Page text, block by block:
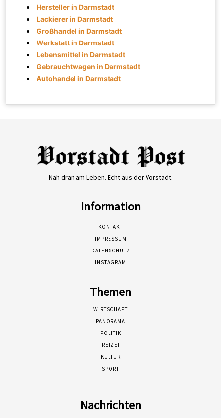
Hersteller in Darmstadt
Lackierer in Darmstadt
Großhandel in Darmstadt
Werkstatt in Darmstadt
Lebensmittel in Darmstadt
Gebrauchtwagen in Darmstadt
Autohandel in Darmstadt
Nah dran am Leben. Echt aus der Vorstadt.
Information
KONTAKT
IMPRESSUM
DATENSCHUTZ
INSTAGRAM
Themen
WIRTSCHAFT
PANORAMA
POLITIK
FREIZEIT
KULTUR
SPORT
Nachrichten